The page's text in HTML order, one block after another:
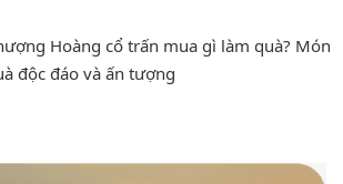
Hoàng cổ trấn mua gì làm quà? Món
độc đáo và ấn tượng